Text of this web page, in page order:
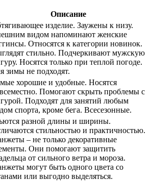
Описание
изделие. Заужены к низу.
видом напоминают женские
Относятся к категории новинок.
стильно. Подчеркивают мужскую
Носятся только при теплой погоде.
зимы не подходят.
хорошие и удобные. Носятся
Помогают скрыть проблемы с
Подходят для занятий любым
спорта, кроме бега. Всесезонные.
разной длины и ширины.
стильностью и практичностью.
– не только декоративные
Они помогают защитить
от сильного ветра и мороза.
могут быть одного цвета со
или выгодно выделяться.